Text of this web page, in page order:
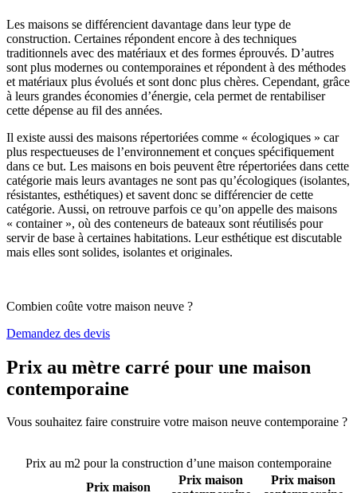
Les maisons se différencient davantage dans leur type de
construction. Certaines répondent encore à des techniques
traditionnels avec des matériaux et des formes éprouvés. D’autres
sont plus modernes ou contemporaines et répondent à des méthodes
et matériaux plus évolués et sont donc plus chères. Cependant, grâce
à leurs grandes économies d’énergie, cela permet de rentabiliser
cette dépense au fil des années.
Il existe aussi des maisons répertoriées comme « écologiques » car
plus respectueuses de l’environnement et conçues spécifiquement
dans ce but. Les maisons en bois peuvent être répertoriées dans cette
catégorie mais leurs avantages ne sont pas qu’écologiques (isolantes,
résistantes, esthétiques) et savent donc se différencier de cette
catégorie. Aussi, on retrouve parfois ce qu’on appelle des maisons
« container », où des conteneurs de bateaux sont réutilisés pour
servir de base à certaines habitations. Leur esthétique est discutable
mais elles sont solides, isolantes et originales.
Combien coûte votre maison neuve ?
Demandez des devis
Prix au mètre carré pour une maison
contemporaine
Vous souhaitez faire construire votre maison neuve contemporaine ?
Prix au m2 pour la construction d’une maison contemporaine
Prix maison
Prix maison
Prix maison